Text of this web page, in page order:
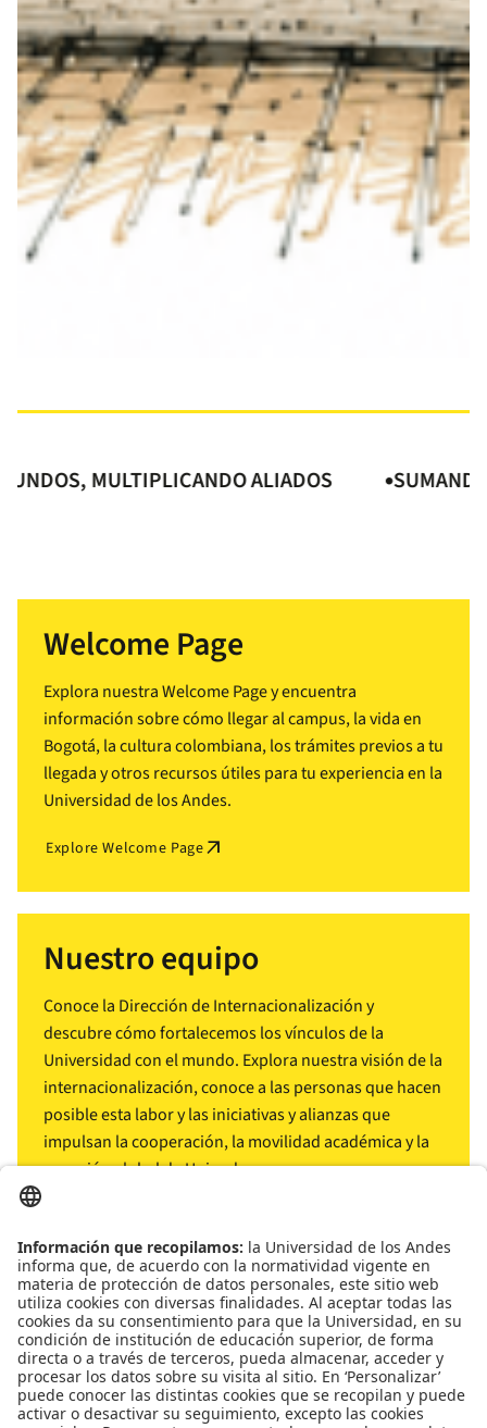
MULTIPLICANDO ALIADOS SUMANDO
Welcome Page
Explora nuestra Welcome Page y encuentra
información sobre cómo llegar al campus, la vida en
Bogotá, la cultura colombiana, los trámites previos a tu
llegada y otros recursos útiles para tu experiencia en la
Universidad de los Andes.
Explore Welcome Pagearrow_outward
Nuestro equipo
Conoce la Dirección de Internacionalización y
descubre cómo fortalecemos los vínculos de la
Universidad con el mundo. Explora nuestra visión de la
internacionalización, conoce a las personas que hacen
posible esta labor y las iniciativas y alianzas que
impulsan la cooperación, la movilidad académica y la
conexión global de Uniandes.